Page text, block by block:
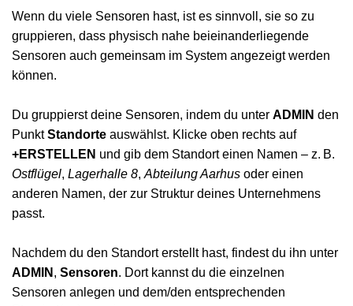
Wenn du viele Sensoren hast, ist es sinnvoll, sie so zu
gruppieren, dass physisch nahe beieinanderliegende
Sensoren auch gemeinsam im System angezeigt werden
können.
Du gruppierst deine Sensoren, indem du unter ADMIN den
PunktStandorte auswählst. Klicke oben rechts auf
+ERSTELLEN und gib dem Standort einen Namen – z. B.
Ostflügel, Lagerhalle 8, Abteilung Aarhus oder einen
anderen Namen, der zur Struktur deines Unternehmens
passt.
Nachdem du den Standort erstellt hast, findest du ihn unter
ADMIN , Sensoren. Dort kannst du die einzelnen
Sensoren anlegen und dem/den entsprechenden